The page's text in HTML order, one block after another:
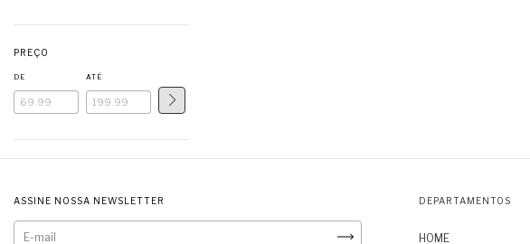
PREÇO
DE ATÉ
ASSINE NOSSA NEWSLETTER DEPARTAMENTOS
HOME